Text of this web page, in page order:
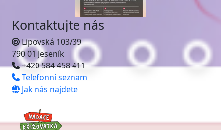
Kontaktujte nás
Lipovská 103/39
790 01 Jeseník
+420 584 458 411
Telefonní seznam
Jak nás najdete